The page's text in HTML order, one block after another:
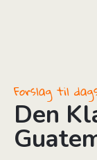
Forslag til
Den